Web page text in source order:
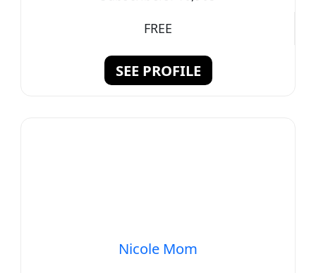
SEE PROFILE
FREE
Nicole Mom